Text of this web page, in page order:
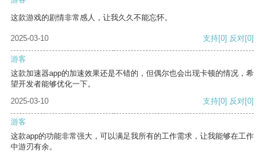
这款游戏的剧情非常感人，让我久久不能忘怀。
2025-03-10 支持[0] 反对[0]
游客
这款加速器app的加速效果还是不错的，但偶尔也会出现卡顿的情况，希
望开发者能够优化一下。
2025-03-10
支持[0] 反对[0]
游客
这款app的功能非常强大，可以满足我所有的工作需求，让我能够在工作
中游刃有余。